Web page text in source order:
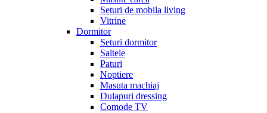
Seturi de mobila living
Vitrine
Dormitor
Seturi dormitor
Saltele
Paturi
Noptiere
Masuta machiaj
Dulapuri dressing
Comode TV